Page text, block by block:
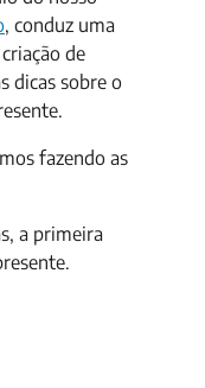
, conduz uma
de
dicas sobre o
fazendo as
a primeira